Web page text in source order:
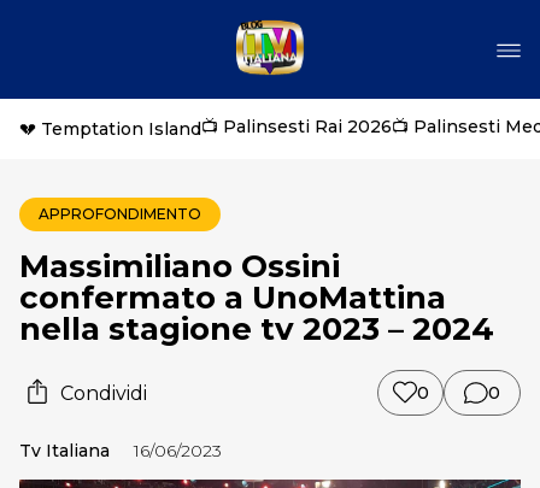
💔 Temptation Island📺 Palinsesti Rai 2026📺 Palinsesti
APPROFONDIMENTO
Massimiliano Ossini
confermato a UnoMattina
nella stagione tv 2023 – 2024
Condividi 0 0
Tv Italiana 16/06/2023